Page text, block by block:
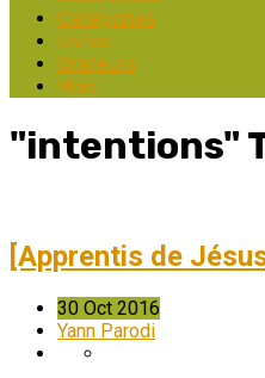
Catégories
Livres
Orateurs
Mois
"intentions"
[Apprentis de
30 Oct 2016
Yann Parodi